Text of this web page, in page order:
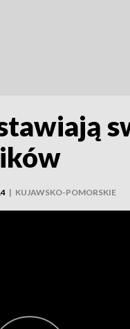
| KUJAWSKO-POMORSKIE